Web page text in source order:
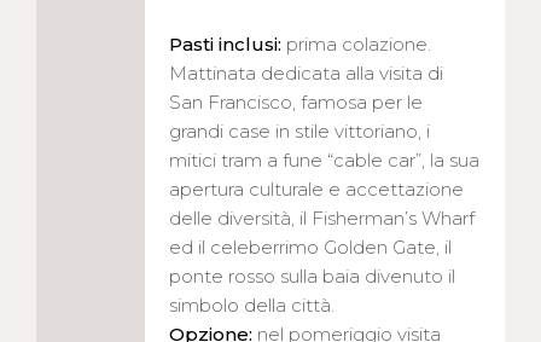
Pasti inclusi: prima colazione.
Mattinata dedicata alla visita di
San Francisco, famosa per le
grandi case in stile vittoriano, i
mitici tram a fune “cable car”, la sua
apertura culturale e accettazione
delle diversità, il Fisherman’s Wharf
ed il celeberrimo Golden Gate, il
ponte rosso sulla baia divenuto il
simbolo della città.
Opzione: nel pomeriggio visita